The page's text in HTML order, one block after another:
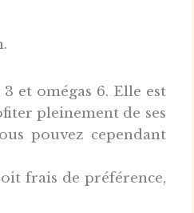
et omégas 6. Elle est
pleinement de ses
pouvez cependant
frais de préférence,